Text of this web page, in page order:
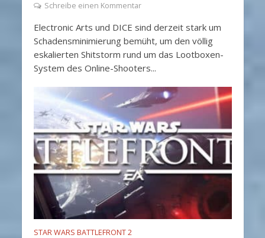
Schreibe einen Kommentar
Electronic Arts und DICE sind derzeit stark um
Schadensminimierung bemüht, um den völlig
eskalierten Shitstorm rund um das Lootboxen-
System des Online-Shooters...
STAR WARS BATTLEFRONT 2